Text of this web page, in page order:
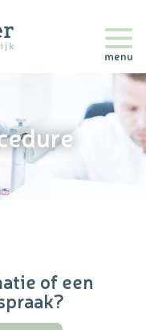
of een